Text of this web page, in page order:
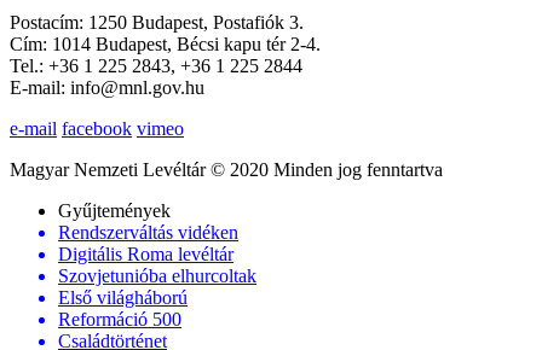
Postacím: 1250 Budapest, Postafiók 3.
Cím: 1014 Budapest, Bécsi kapu tér 2-4.
Tel.: +36 1 225 2843, +36 1 225 2844
E-mail: info@mnl.gov.hu
e-mail facebook vimeo
Magyar Nemzeti Levéltár © 2020 Minden jog fenntartva
Gyűjtemények
Rendszerváltás vidéken
Digitális Roma levéltár
Szovjetunióba elhurcoltak
Első világháború
Reformáció 500
Családtörténet